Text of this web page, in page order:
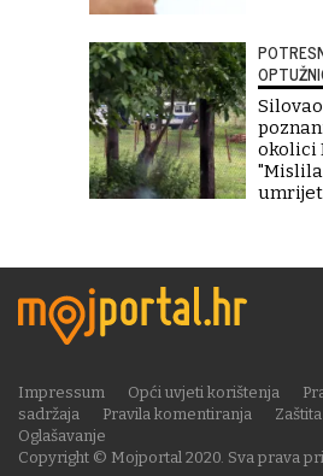
okolici
Copyright © Mojportal 2020. Sva prava
Impressum Opći uvjeti korištenja
sadržaja
Pravila komentiranja
Oglašavanje